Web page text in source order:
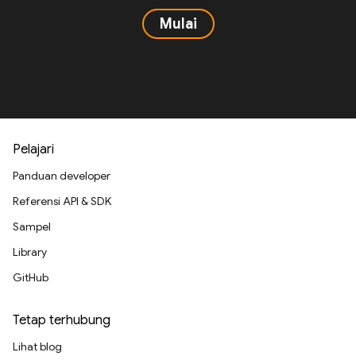
Mulai
Pelajari
Panduan developer
Referensi API & SDK
Sampel
Library
GitHub
Tetap terhubung
Lihat blog